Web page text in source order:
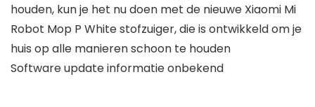
houden, kun je het nu doen met de nieuwe Xiaomi Mi
Robot Mop P White stofzuiger, die is ontwikkeld om je
huis op alle manieren schoon te houden
Software update informatie onbekend